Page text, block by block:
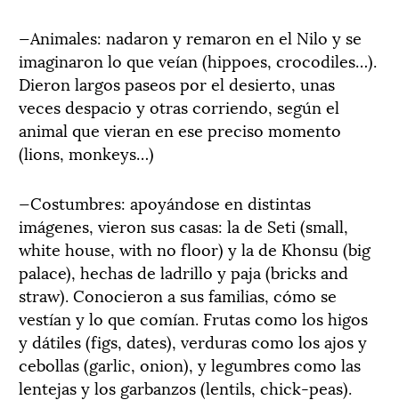
—Animales: nadaron y remaron en el Nilo y se
imaginaron lo que veían (hippoes, crocodiles…).
Dieron largos paseos por el desierto, unas
veces despacio y otras corriendo, según el
animal que vieran en ese preciso momento
(lions, monkeys…)
—Costumbres: apoyándose en distintas
imágenes, vieron sus casas: la de Seti (small,
white house, with no floor) y la de Khonsu (big
palace), hechas de ladrillo y paja (bricks and
straw). Conocieron a sus familias, cómo se
vestían y lo que comían. Frutas como los higos
y dátiles (figs, dates), verduras como los ajos y
cebollas (garlic, onion), y legumbres como las
lentejas y los garbanzos (lentils, chick-peas).